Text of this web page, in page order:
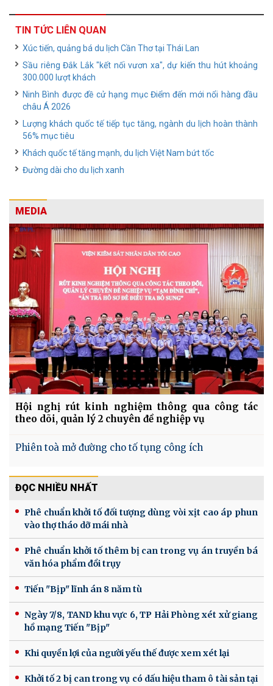
TIN TỨC LIÊN QUAN
Xúc tiến, quảng bá du lịch Cần Thơ tại Thái Lan
Sầu riêng Đắk Lắk "kết nối vươn xa", dự kiến thu hút khoảng
300.000 lượt khách
Ninh Bình được đề cử hạng mục Điểm đến mới nổi hàng đầu
châu Á 2026
Lượng khách quốc tế tiếp tục tăng, ngành du lịch hoàn thành
56% mục tiêu
Khách quốc tế tăng mạnh, du lịch Việt Nam bứt tốc
Đường dài cho du lịch xanh
MEDIA
Hội nghị rút kinh nghiệm thông qua công tác
theo dõi, quản lý 2 chuyên đề nghiệp vụ
Phiên toà mở đường cho tố tụng công ích
ĐỌC NHIỀU NHẤT
Phê chuẩn khởi tố đối tượng dùng vòi xịt cao áp phun
vào thợ tháo dỡ mái nhà
Phê chuẩn khởi tố thêm bị can trong vụ án truyền bá
văn hóa phẩm đồi trụy
Tiến "Bịp" lĩnh án 8 năm tù
Ngày 7/8, TAND khu vực 6, TP Hải Phòng xét xử giang
hồ mạng Tiến "Bịp"
Khi quyền lợi của người yếu thế được xem xét lại
Khởi tố 2 bị can trong vụ có dấu hiệu tham ô tài sản tại